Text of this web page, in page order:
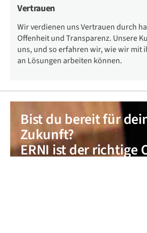
Vertrauen
Wir verdienen uns Vertrauen durch
Offenheit und Transparenz. Unsere
uns, und so erfahren wir, wie wir mit
an Lösungen arbeiten können.
Bist du bereit für
Zukunft?
ERNI ist der richtige